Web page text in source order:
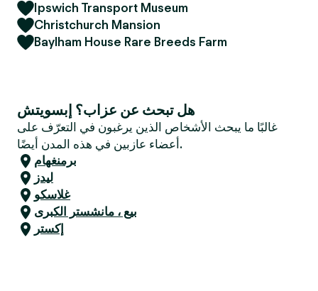
Ipswich Transport Museum
Christchurch Mansion
Baylham House Rare Breeds Farm
هل تبحث عن عزاب؟ إبسويتش
غالبًا ما يبحث الأشخاص الذين يرغبون في التعرّف على
أعضاء عازبين في هذه المدن أيضًا.
برمنغهام
ليدز
غلاسكو
بيع ، مانشستر الكبرى
إكستر